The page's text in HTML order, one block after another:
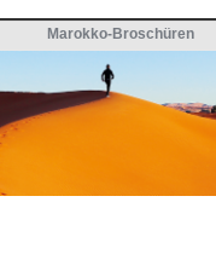
Marokko-Broschüren